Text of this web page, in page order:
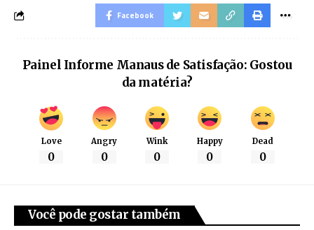
Facebook
Painel Informe Manaus de Satisfação: Gostou
da matéria?
Love
0
Angry
0
Wink
0
Happy
0
Dead
0
Você pode gostar também